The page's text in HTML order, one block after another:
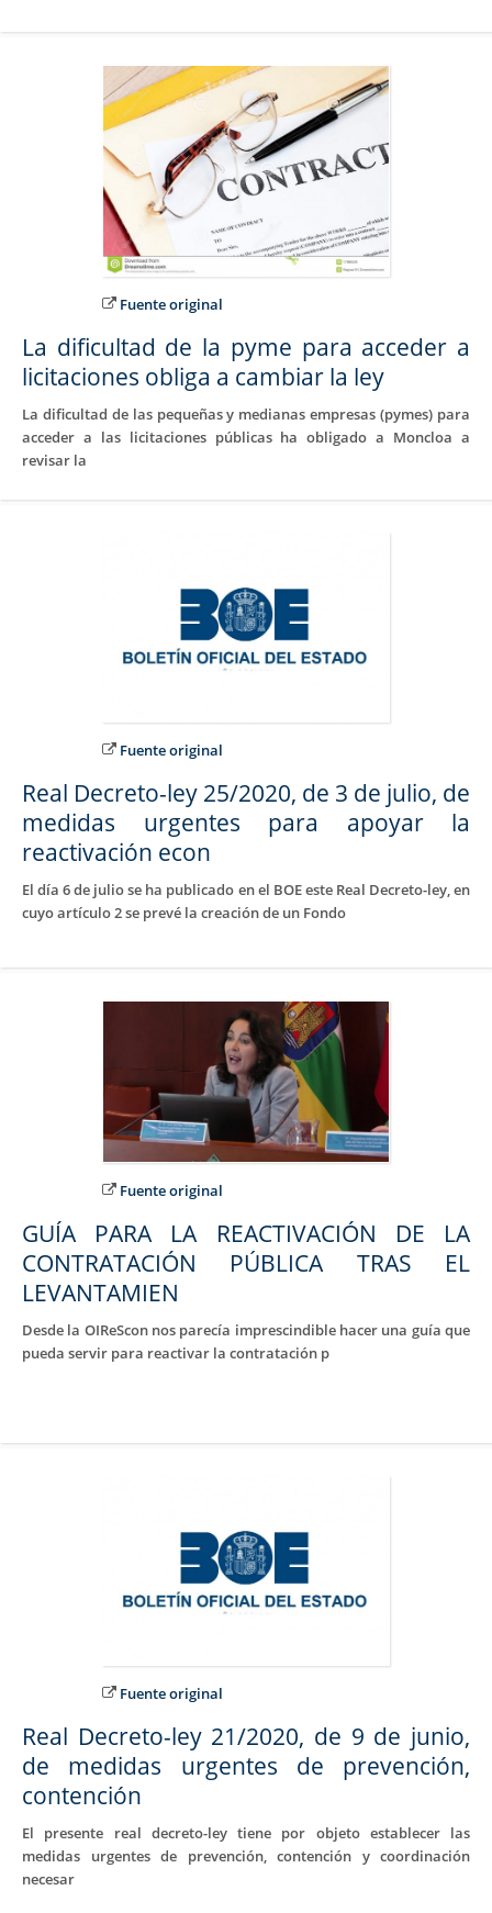
Fuente original
La dificultad de la pyme para acceder a
licitaciones obliga a cambiar la ley
La dificultad de las pequeñas y medianas empresas (pymes) para
acceder a las licitaciones públicas ha obligado a Moncloa a
revisar la
Fuente original
Real Decreto-ley 25/2020, de 3 de julio, de
medidas urgentes para apoyar la
reactivación econ
El día 6 de julio se ha publicado en el BOE este Real Decreto-ley, en
cuyo artículo 2 se prevé la creación de un Fondo
Fuente original
GUÍA PARA LA REACTIVACIÓN DE LA
CONTRATACIÓN PÚBLICA TRAS EL
LEVANTAMIEN
Desde la OIReSconnos parecía imprescindible hacer una guía que
pueda servir para reactivar la contratación p
Fuente original
Real Decreto-ley 21/2020, de 9 de junio,
de medidas urgentes de prevención,
contención
El presente real decreto-ley tiene por objeto establecer las
medidas urgentes de prevención, contención y coordinación
necesar